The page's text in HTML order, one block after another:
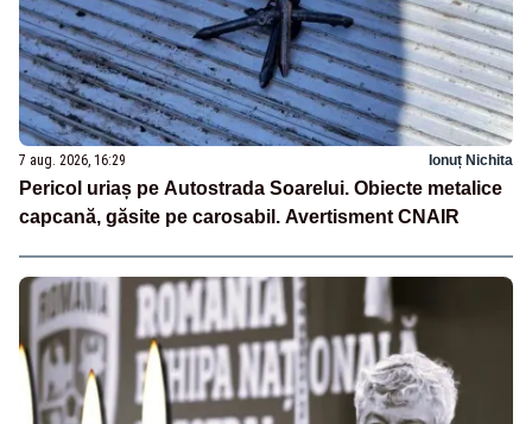
7 aug. 2026, 16:29 Ionuț Nichita
Pericol uriaș pe Autostrada Soarelui. Obiecte metalice
capcană, găsite pe carosabil. Avertisment CNAIR